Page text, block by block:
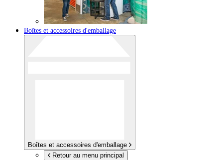
Boîtes et accessoires d'emballage
Boîtes et accessoires d'emballage
Retour au menu principal